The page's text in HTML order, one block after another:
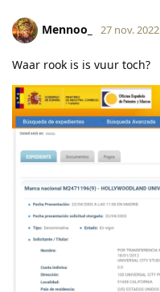
Mennoo_ 27 nov. 2022
Waar rook is is vuur toch?